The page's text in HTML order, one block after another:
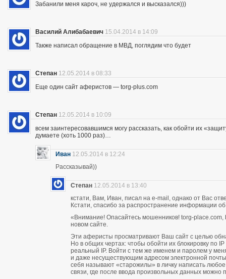
Забанили меня кароч, не удержался и высказался)))
Василий Алибабаевич 15.04.2014 в 14:09
Также написал обращение в МВД, поглядим что будет
Степан 12.05.2014 в 08:33
Еще один сайт аферистов — torg-plus.com
Степан 12.05.2014 в 10:09
всем заинтересовавшимся могу рассказать, как обойти их
думаете (хоть 1000 раз)…
Иван 12.05.2014 в 12:24
Рассказывай))
Степан 12.05.2014 в 13:40
кстати, Вам, Иван, писал на e-mail, однако от Вас
Кстати, спасибо за распространение информации
«Внимание! Опасайтесь мошенников! torg-place.com,
новом сайте.
Эти аферисты просматривают Ваш сайт с целью
Но в общих чертах: чтобы обойти их блокировку по
реальный IP. Войти с тем же именем и паролем у
и даже несуществующим адресом электронной
себя называют «старожилы» в личку написать
связи, где после ввода произвольных данных можно